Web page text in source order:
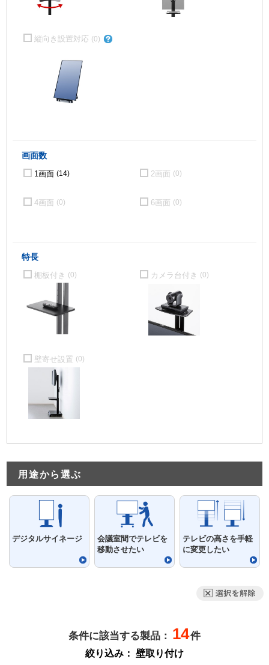
縦向き設置対応 (0)
画面数
1画面 (14) 2画面 (0)
4画面 (0) 6画面 (0)
特長
棚板付き (0) カメラ台付き (0)
壁寄せ設置 (0)
用途から選ぶ
デジタルサイネージ
会議室間でテレビを
移動させたい
テレビの高さを手軽
に変更したい
条件に該当する製品： 14件
絞り込み： 壁取り付け